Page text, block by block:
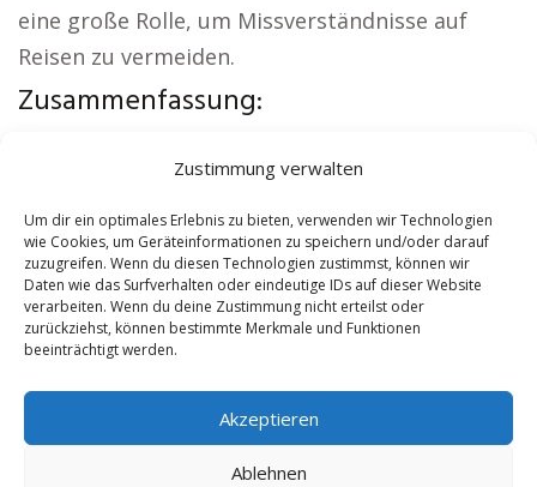
Zustimmung verwalten
Um dir ein optimales Erlebnis zu bieten, verwenden wir Technologien
wie Cookies, um Geräteinformationen zu speichern und/oder darauf
zuzugreifen. Wenn du diesen Technologien zustimmst, können wir
Daten wie das Surfverhalten oder eindeutige IDs auf dieser Website
verarbeiten. Wenn du deine Zustimmung nicht erteilst oder
zurückziehst, können bestimmte Merkmale und Funktionen
beeinträchtigt werden.
Akzeptieren
Ablehnen
eine große Rolle, um Missverständnisse auf
Reisen zu vermeiden.
Zusammenfassung:
Versicherung Niesky|Wohnung mieten Niesky
|Schamane Niesky|Reisebüro Niesky|
Versicherung Niesky
Contents [show]
No tags for this post.